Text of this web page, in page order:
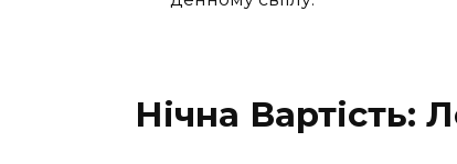
Нічна Вартість: